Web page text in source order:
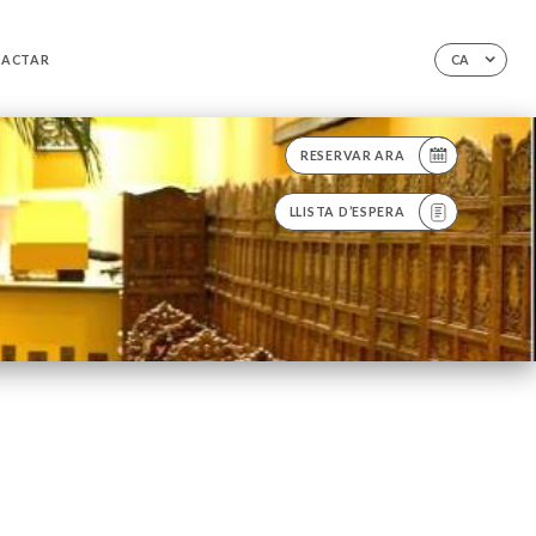
CA
RESERVAR ARA
LLISTA D’ESPERA